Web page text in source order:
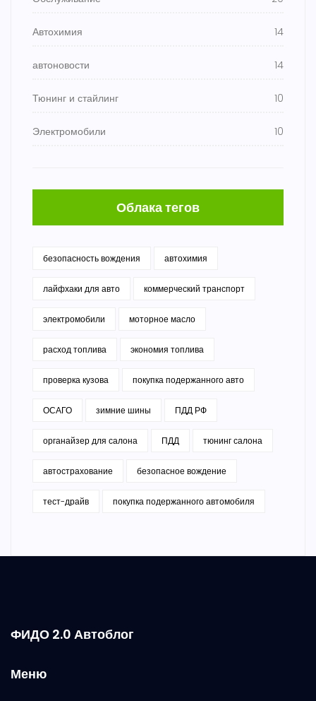
Автохимия 14
автоновости 14
Тюнинг и стайлинг 10
Электромобили 10
Облака тегов
безопасность вождения автохимия
лайфхаки для авто коммерческий транспорт
электромобили моторное масло
расход топлива экономия топлива
проверка кузова покупка подержанного авто
ОСАГО зимние шины ПДД РФ
органайзер для салона ПДД тюнинг салона
автострахование безопасное вождение
тест-драйв покупка подержанного автомобиля
ФИДО 2.0 Автоблог
Меню